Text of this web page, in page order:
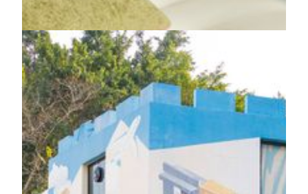
了解更多
住客尊享
您的专属艺术时光
美狮美高梅藏品探赏
驻足一刻 ，打卡有礼！ 美高梅以"生活即艺术"为理
念，将艺术融入酒店每个角落，诚邀每位住客探索酒店
内的珍藏，感受无处不在的美。入住期间参加住客专属